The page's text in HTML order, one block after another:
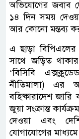
অভিযোগের জবাব
১৪ দিন সময়
আর কোনো মন্তব্য
এ ছাড়া
সাথে জড়িত
‘বিসিবি
নীতিমালা) এর
বহিষ্কারাদেশ জারি
জুয়া সংক্রান্ত
দেওয়া এবং
যোগাযোগের মাধ্যমে